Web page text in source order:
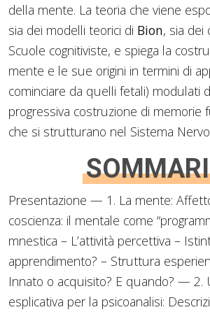
della mente. La teoria che viene
sia dei modelli teorici di Bion, sia dei
Scuole cognitiviste, e spiega la
mente e le sue origini in termini di
cominciare da quelli fetali) modulati
progressiva costruzione di memorie
che si strutturano nel Sistema
Presentazione — 1. La mente:
coscienza: il mentale come
mnestica – L’attività percettiva –
apprendimento? – Struttura
Innato o acquisito? E quando? — 2.
esplicativa per la psicoanalisi: